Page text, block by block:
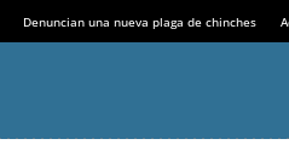
Denuncian una nueva plaga de chinches